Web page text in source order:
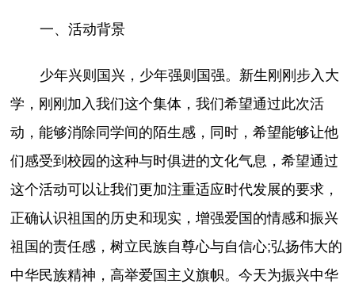
一、活动背景
少年兴则国兴，少年强则国强。新生刚刚步入大
学，刚刚加入我们这个集体，我们希望通过此次活
动，能够消除同学间的陌生感，同时，希望能够让他
们感受到校园的这种与时俱进的文化气息，希望通过
这个活动可以让我们更加注重适应时代发展的要求，
正确认识祖国的历史和现实，增强爱国的情感和振兴
祖国的责任感，树立民族自尊心与自信心;弘扬伟大的
中华民族精神，高举爱国主义旗帜。今天为振兴中华